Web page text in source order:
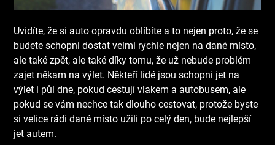
Uvidíte, že si auto opravdu oblíbíte a to nejen proto, že se
budete schopni dostat velmi rychle nejen na dané místo,
ale také zpět, ale také díky tomu, že už nebude problém
zajet někam na výlet. Někteří lidé jsou schopni jet na
výlet i půl dne, pokud cestují vlakem a autobusem, ale
pokud se vám nechce tak dlouho cestovat, protože byste
si velice rádi dané místo užili po celý den, bude nejlepší
jet autem.